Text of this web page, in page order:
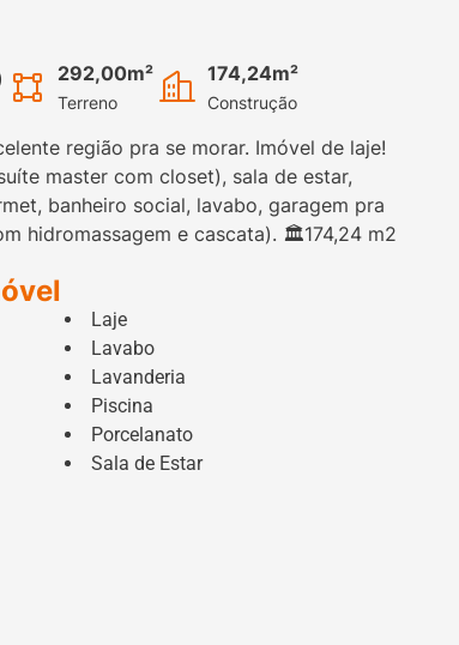
292,00m²
Terreno
174,24m²
Construção
região pra se morar. Imóvel de laje!
master com closet), sala de estar,
banheiro social, lavabo, garagem pra
hidromassagem e cascata). 🏛️174,24 m2
Laje
Lavabo
Lavanderia
Piscina
Porcelanato
Sala de Estar